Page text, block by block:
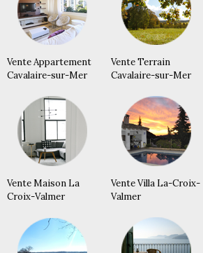
Vente Appartement
Cavalaire-sur-Mer
Vente Terrain
Cavalaire-sur-Mer
Vente Maison La
Croix-Valmer
Vente Villa La-Croix-
Valmer